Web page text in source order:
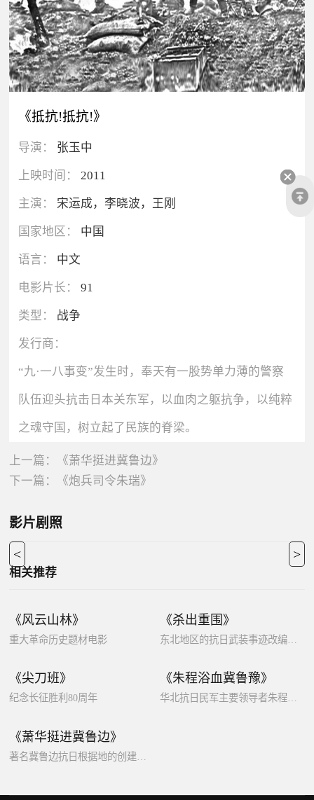
《抵抗!抵抗!》
导演： 张玉中
上映时间： 2011
主演： 宋运成，李晓波，王刚
国家地区： 中国
语言： 中文
电影片长： 91
类型： 战争
发行商：
“九·一八事变”发生时，奉天有一股势单力薄的警察
队伍迎头抗击日本关东军，以血肉之躯抗争，以纯粹
之魂守国，树立起了民族的脊梁。
上一篇：
《萧华挺进冀鲁边》
下一篇：
《炮兵司令朱瑞》
影片剧照
< >
相关推荐
《风云山林》
重大革命历史题材电影
《杀出重围》
《尖刀班》
纪念长征胜利80周年
《朱程浴血冀鲁豫》
华北抗日民军主要领导者朱程的生平事迹
《萧华挺进冀鲁边》